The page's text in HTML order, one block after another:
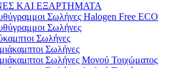
ΚΑΙ ΕΞΑΡΤΗΜΑΤΑ
Σωλήνες Halogen Free ECO
Σωλήνες
Σωλήνες
Σωλήνες
Σωλήνες Μονού Τοιχώματος